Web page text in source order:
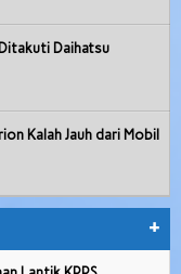
Daihatsu
Kalah Jauh dari Mobil
+